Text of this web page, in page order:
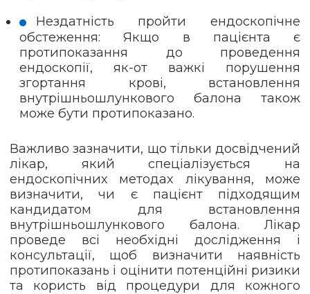
Нездатність пройти ендоскопічне
обстеження: Якщо в пацієнта є
протипоказання до проведення
ендоскопії, як-от важкі порушення
згортання крові, встановлення
внутрішньошлункового балона також
може бути протипоказано.
Важливо зазначити, що тільки досвідчений
лікар, який спеціалізується на
ендоскопічних методах лікування, може
визначити, чи є пацієнт підходящим
кандидатом для встановлення
внутрішньошлункового балона. Лікар
проведе всі необхідні дослідження і
консультації, щоб визначити наявність
протипоказань і оцінити потенційні ризики
та користь від процедури для кожного